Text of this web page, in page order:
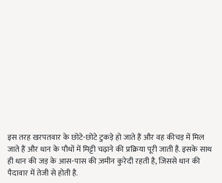
इस तरह खरपतवार के छोटे-छोटे टुकड़े हो जाते हैं और वह कीचड़ में मिल
जाते हैं और धान के पौधों में मिट्टी चढ़ाने की प्रक्रिया पूरी जाती है. इसके साथ
ही धान की जड़ के आस-पास की ज़मीन कुरेदी रहती है, जिससे धान की
पैदावार में तेजी से होती है.